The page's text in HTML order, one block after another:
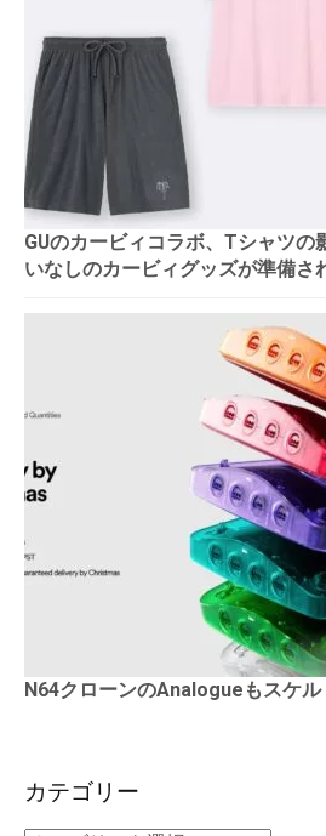
GUのカービィコラボ、Tシャツの
いなしのカービィグッズが準備さ
N64クローンのAnalogueもスケ
カテゴリー